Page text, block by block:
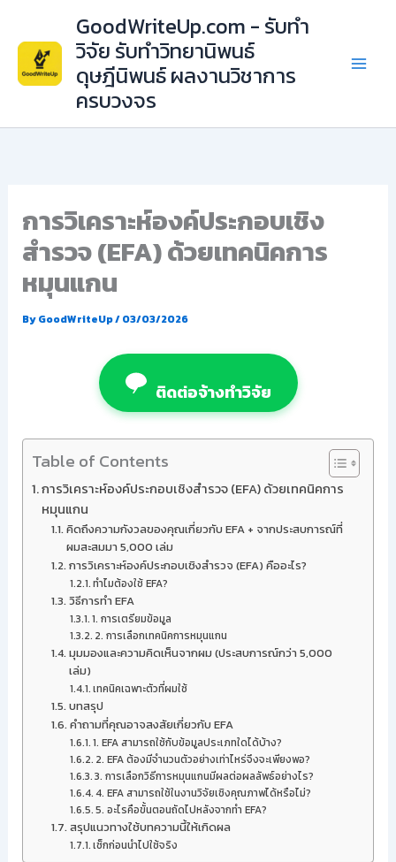
content
GoodWriteUp.com - รับทำ
วิจัย รับทำวิทยานิพนธ์
ดุษฎีนิพนธ์ ผลงานวิชาการ
ครบวงจร
การวิเคราะห์องค์ประกอบเชิง
สำรวจ (EFA) ด้วยเทคนิคการ
หมุนแกน
ByGoodWriteUp/03/03/2026
ติดต่อจ้างทำวิจัย
Table of Contents
การวิเคราะห์องค์ประกอบเชิงสำรวจ (EFA) ด้วยเทคนิคการ
หมุนแกน
คิดถึงความกังวลของคุณเกี่ยวกับ EFA + จากประสบการณ์ที่
ผมสะสมมา 5,000 เล่ม
การวิเคราะห์องค์ประกอบเชิงสำรวจ (EFA) คืออะไร?
ทำไมต้องใช้ EFA?
วิธีการทำ EFA
1. การเตรียมข้อมูล
2. การเลือกเทคนิคการหมุนแกน
มุมมองและความคิดเห็นจากผม (ประสบการณ์กว่า 5,000
เล่ม)
เทคนิคเฉพาะตัวที่ผมใช้
บทสรุป
คำถามที่คุณอาจสงสัยเกี่ยวกับ EFA
1. EFA สามารถใช้กับข้อมูลประเภทใดได้บ้าง?
2. EFA ต้องมีจำนวนตัวอย่างเท่าไหร่จึงจะเพียงพอ?
3. การเลือกวิธีการหมุนแกนมีผลต่อผลลัพธ์อย่างไร?
4. EFA สามารถใช้ในงานวิจัยเชิงคุณภาพได้หรือไม่?
5. อะไรคือขั้นตอนถัดไปหลังจากทำ EFA?
สรุปแนวทางใช้บทความนี้ให้เกิดผล
เช็กก่อนนำไปใช้จริง